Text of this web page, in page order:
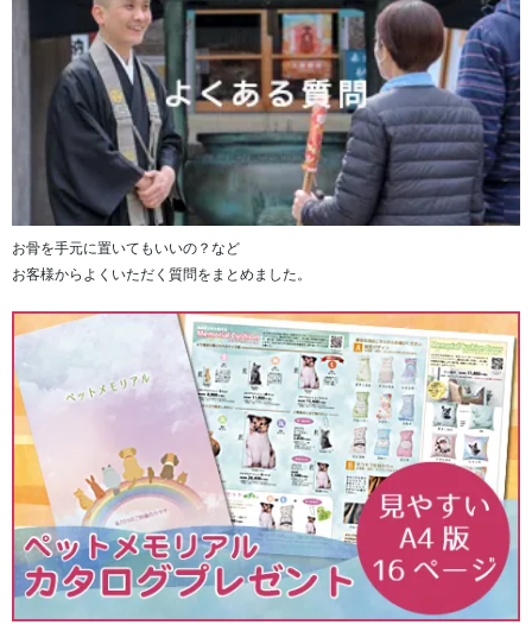
お骨を手元に置いてもいいの？など
お客様からよくいただく質問をまとめました。